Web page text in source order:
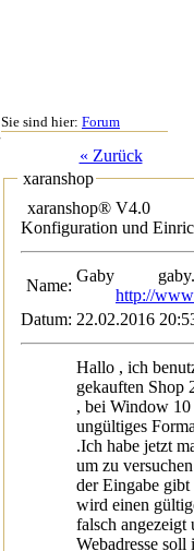
Sie sind hier: Forum
« Zurück
xaranshop
xaranshop® V4.0
Konfiguration und
Name:
Gaby
http://
Datum: 22.02.2016
Hallo , ich
gekauften Shop
, bei Window 10
ungültiges
.Ich habe jetzt
um zu
der Eingabe gibt
wird einen
falsch angezeigt
Webadresse soll